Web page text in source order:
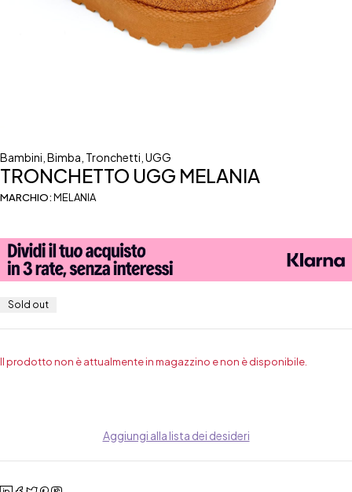
Bambini Bimba Tronchetti UGG
TRONCHETTO UGG MELANIA
MARCHIO:MELANIA
Sold out
Il prodotto non è attualmente in magazzino e non è disponibile.
Aggiungi alla lista dei desideri